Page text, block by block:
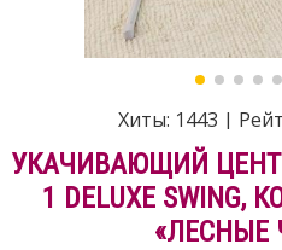
Хиты: 1443 |
УКАЧИВАЮЩИЙ ЦЕНТР
1 DELUXE
«ЛЕСНЫЕ